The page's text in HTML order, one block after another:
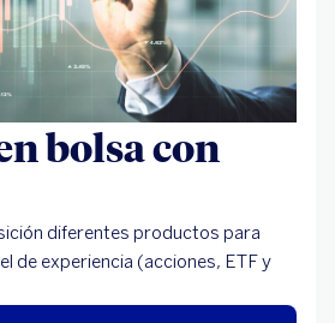
bolsa con
diferentes productos para
de experiencia (acciones, ETF y